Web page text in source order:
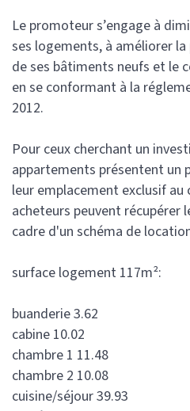
Le promoteur s’engage à
ses logements, à améliorer
de ses bâtiments neufs et le
en se conformant à la
2012.
Pour ceux cherchant un
appartements présentent un
leur emplacement exclusif au
acheteurs peuvent récupérer
cadre d'un schéma de
surface logement 117m²:
buanderie 3.62
cabine 10.02
chambre 1 11.48
chambre 2 10.08
cuisine/séjour 39.93